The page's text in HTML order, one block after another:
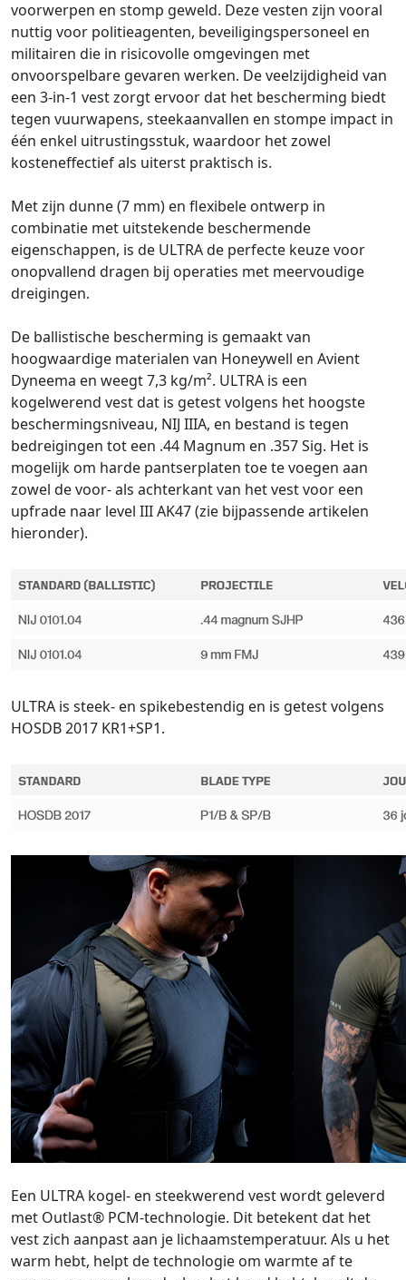
voorwerpen en stomp geweld. Deze vesten zijn vooral
nuttig voor politieagenten, beveiligingspersoneel en
militairen die in risicovolle omgevingen met
onvoorspelbare gevaren werken. De veelzijdigheid van
een 3-in-1 vest zorgt ervoor dat het bescherming biedt
tegen vuurwapens, steekaanvallen en stompe impact in
één enkel uitrustingsstuk, waardoor het zowel
kosteneffectief als uiterst praktisch is.
Met zijn dunne (7 mm) en flexibele ontwerp in
combinatie met uitstekende beschermende
eigenschappen, is de ULTRA de perfecte keuze voor
onopvallend dragen bij operaties met meervoudige
dreigingen.
De ballistische bescherming is gemaakt van
hoogwaardige materialen van Honeywell en Avient
Dyneema en weegt 7,3 kg/m². ULTRA is een
kogelwerend vest dat is getest volgens het hoogste
beschermingsniveau, NIJ IIIA, en bestand is tegen
bedreigingen tot een .44 Magnum en .357 Sig. Het is
mogelijk om harde pantserplaten toe te voegen aan
zowel de voor- als achterkant van het vest voor een
upfrade naar level III AK47 (zie bijpassende artikelen
hieronder).
ULTRA is steek- en spikebestendig en is getest volgens
HOSDB 2017 KR1+SP1.
Een ULTRA kogel- en steekwerend vest wordt geleverd
met Outlast® PCM-technologie. Dit betekent dat het
vest zich aanpast aan je lichaamstemperatuur. Als u het
warm hebt, helpt de technologie om warmte af te